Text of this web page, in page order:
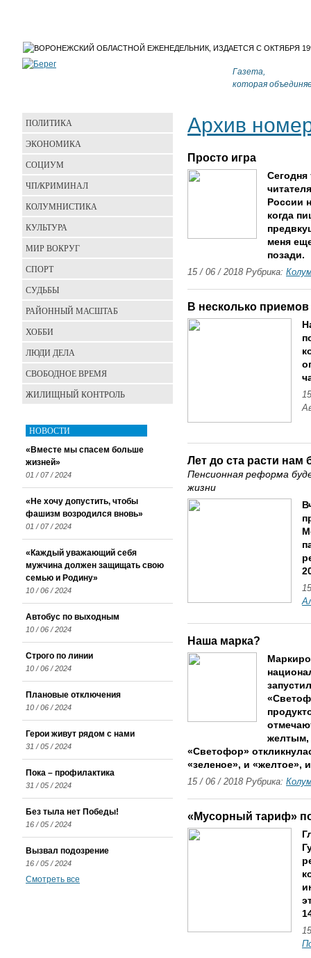
Газета,
которая
Архив
Просто игра
Сегодня
России
когда
меня
позади.
15 / 06 / 2018 Рубрика:
В несколько приемов
Лет до ста расти нам
Пенсионная реформа
жизни
Наша марка?
желтым,
«Светофор»
«зеленое», и «желтое»,
15 / 06 / 2018 Рубрика:
«Мусорный тариф»
ПОЛИТИКА
ЭКОНОМИКА
СОЦИУМ
ЧП/КРИМИНАЛ
КОЛУМНИСТИКА
КУЛЬТУРА
МИР ВОКРУГ
СПОРТ
СУДЬБЫ
РАЙОННЫЙ МАСШТАБ
ХОББИ
ЛЮДИ ДЕЛА
СВОБОДНОЕ ВРЕМЯ
ЖИЛИЩНЫЙ КОНТРОЛЬ
НОВОСТИ
«Вместе мы спасем больше
жизней»
01 / 07 / 2024
«Не хочу допустить, чтобы
фашизм возродился вновь»
01 / 07 / 2024
«Каждый уважающий себя
мужчина должен защищать свою
семью и Родину»
10 / 06 / 2024
Автобус по выходным
10 / 06 / 2024
Строго по линии
10 / 06 / 2024
Плановые отключения
10 / 06 / 2024
Герои живут рядом с нами
31 / 05 / 2024
Пока – профилактика
31 / 05 / 2024
Без тыла нет Победы!
16 / 05 / 2024
Вызвал подозрение
16 / 05 / 2024
Смотреть все